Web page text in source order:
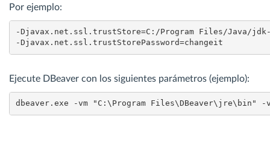
Por ejemplo:
-Djavax.net.ssl.trustStore=C:/Program Files/Java/
Ejecute DBeaver con los siguientes parámetros (ejemplo):
dbeaver.exe -vm "C:\Program